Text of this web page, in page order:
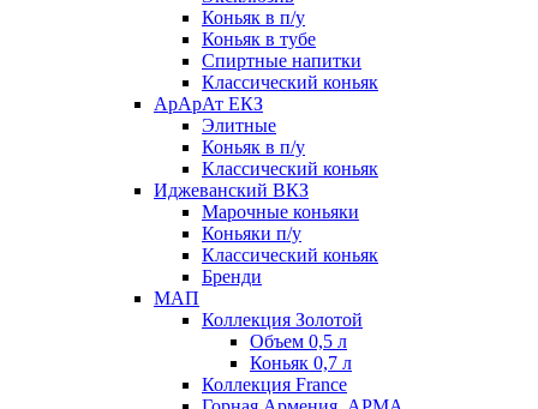
Коньяк в п/у
Коньяк в тубе
Спиртные напитки
Классический коньяк
АрАрАт ЕКЗ
Элитные
Коньяк в п/у
Классический коньяк
Иджеванский ВКЗ
Марочные коньяки
Коньяки п/у
Классический коньяк
Бренди
МАП
Коллекция Золотой
Объем 0,5 л
Коньяк 0,7 л
Коллекция France